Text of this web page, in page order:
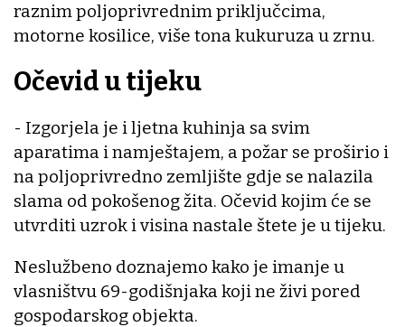
raznim poljoprivrednim priključcima,
motorne kosilice, više tona kukuruza u zrnu.
Očevid u tijeku
- Izgorjela je i ljetna kuhinja sa svim
aparatima i namještajem, a požar se proširio i
na poljoprivredno zemljište gdje se nalazila
slama od pokošenog žita. Očevid kojim će se
utvrditi uzrok i visina nastale štete je u tijeku.
Neslužbeno doznajemo kako je imanje u
vlasništvu 69-godišnjaka koji ne živi pored
gospodarskog objekta.